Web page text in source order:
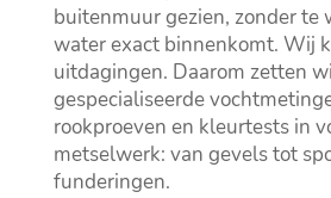
buitenmuur gezien, zonder te
water exact binnenkomt.​ Wij
uitdagingen.​ Daarom zetten
gespecialiseerde
rookproeven en kleurtests in
metselwerk: van gevels tot
funderingen.​